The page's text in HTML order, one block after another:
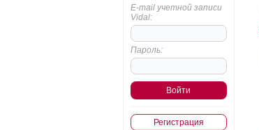
E-mail учетной записи
Vidal:
Пароль:
Регистрация